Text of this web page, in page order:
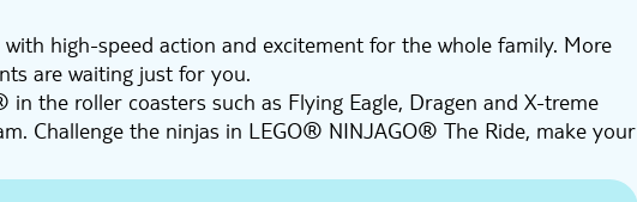
high-speed action and excitement for the whole family. More
are waiting just for you.
the roller coasters such as Flying Eagle, Dragen and X-treme
Challenge the ninjas in LEGO® NINJAGO® The Ride, make your
House, experience LEGOLAND® from the top in LEGOTOP®, or
the Miniland.